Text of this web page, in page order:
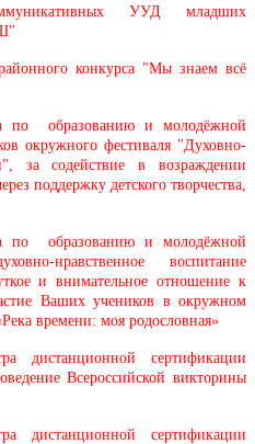
УУД младших
конкурса "Мы знаем всё
по образованию и молодёжной
окружного фестиваля "Духовно-
за содействие в возраждении
поддержку детского творчества,
по образованию и молодёжной
нравственное воспитание
и внимательное отношение к
Ваших учеников в окружном
времени: моя родословная»
дистанционной сертификации
Всероссийской викторины
дистанционной сертификации